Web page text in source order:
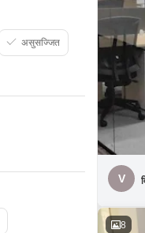
V
8
असुसज्जित